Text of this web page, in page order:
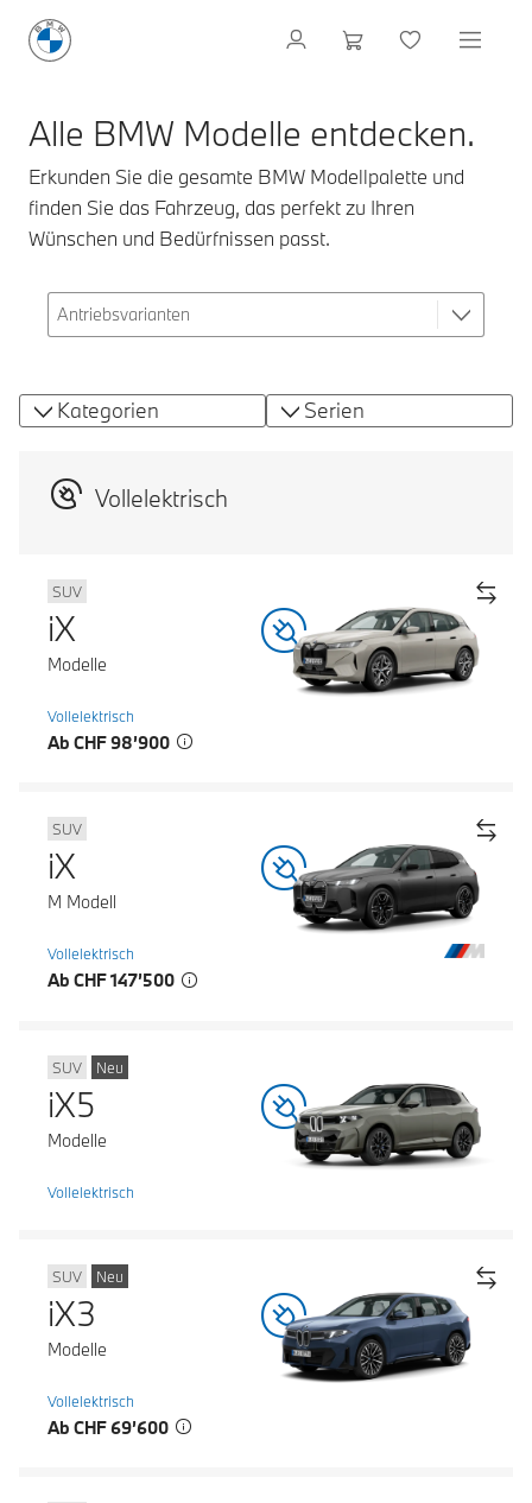
Alle BMW Modelle entdecken.
Erkunden Sie die gesamte BMW Modellpalette und
finden Sie das Fahrzeug, das perfekt zu Ihren
Wünschen und Bedürfnissen passt.
Kategorien Serien
Vollelektrisch
SUV
iX
Modelle
Vollelektrisch
Ab CHF 98’900
SUV
iX
M Modell
Vollelektrisch
Ab CHF 147’500
SUV Neu
iX5
Modelle
Vollelektrisch
SUV Neu
iX3
Modelle
Vollelektrisch
Ab CHF 69’600